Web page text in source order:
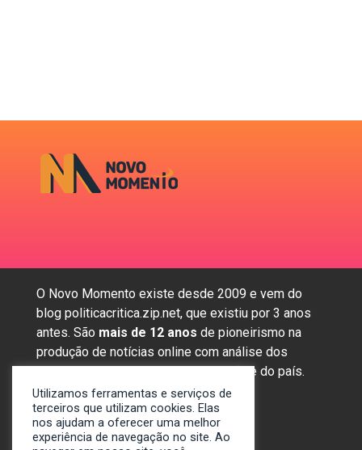
O Novo Momento existe desde 2009 e vem do
blog politicacritica.zip.net, que existiu por 3 anos
antes. São mais de 12 anos de pioneirismo na
produção de notícias online com análise dos
assuntos mais importantes da região e do país.
Sobre nós
Utilizamos ferramentas e serviços de
terceiros que utilizam cookies. Elas
nos ajudam a oferecer uma melhor
experiência de navegação no site. Ao